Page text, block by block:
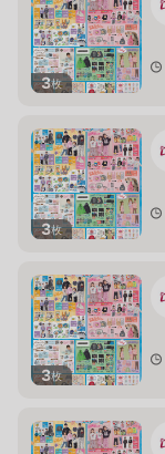
3枚
3枚
3枚